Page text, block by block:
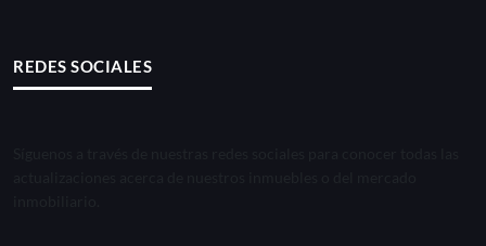
REDES SOCIALES